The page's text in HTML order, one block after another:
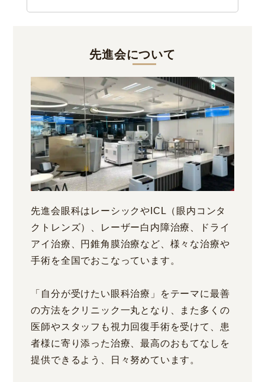
先進会について
先進会眼科はレーシックやICL（眼内コンタ
クトレンズ）、レーザー白内障治療、ドライ
アイ治療、円錐角膜治療など、様々な治療や
手術を全国でおこなっています。
「自分が受けたい眼科治療」をテーマに最善
の方法をクリニック一丸となり、また多くの
医師やスタッフも視力回復手術を受けて、患
者様に寄り添った治療、最高のおもてなしを
提供できるよう、日々努めています。